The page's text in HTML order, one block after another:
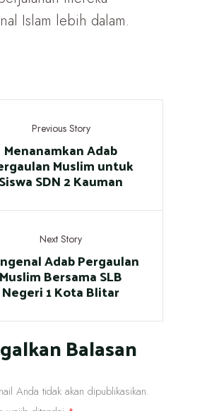
Islam lebih dalam.
Previous Story
Menanamkan Adab
Muslim untuk
Siswa SDN 2 Kauman
Next Story
Adab Pergaulan
Muslim Bersama SLB
Negeri 1 Kota Blitar
Balasan
Anda tidak akan dipublikasikan.